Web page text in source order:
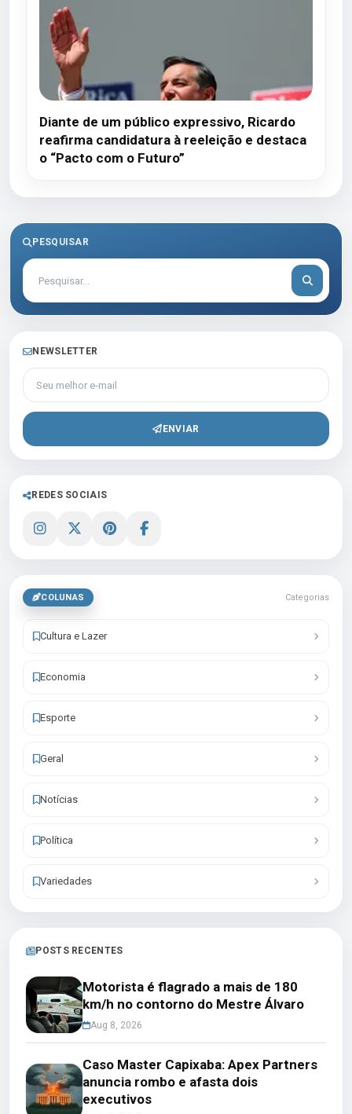
Diante de um público expressivo, Ricardo
reafirma candidatura à reeleição e destaca
o “Pacto com o Futuro”
PESQUISAR
NEWSLETTER
Seu melhor e-mail
ENVIAR
REDES SOCIAIS
COLUNAS Categorias
Cultura e Lazer
Economia
Esporte
Geral
Notícias
Política
Variedades
POSTS RECENTES
Motorista é flagrado a mais de 180
km/h no contorno do Mestre Álvaro
Aug 8, 2026
Caso Master Capixaba: Apex Partners
anuncia rombo e afasta dois
executivos